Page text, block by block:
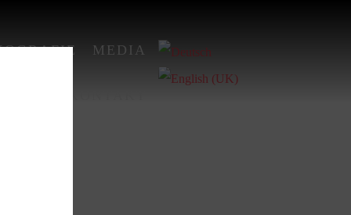
MEDIA